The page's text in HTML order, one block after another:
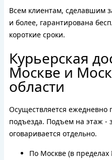
Всем клиентам, сделавшим
и более, гарантирована
короткие сроки.
Курьерская
Москве и
области
Осуществляется ежедневно
подъезда. Подъем на этаж -
оговаривается отдельно.
По Москве (в